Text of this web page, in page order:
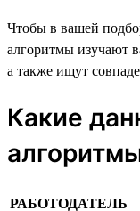
Чтобы в вашей
алгоритмы изучают
а также ищут
Какие
РАБОТОДАТЕЛЬ